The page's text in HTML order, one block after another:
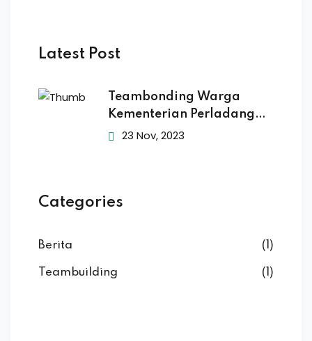
Latest Post
Teambonding Warga
Kementerian Perladangan
& Komoditi
23 Nov, 2023
Categories
Berita (1)
Teambuilding (1)